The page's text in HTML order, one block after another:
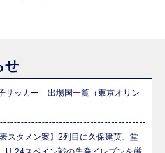
せ
サッカー 出場国一覧（東京オリン
スタメン案】2列目に久保建英、堂